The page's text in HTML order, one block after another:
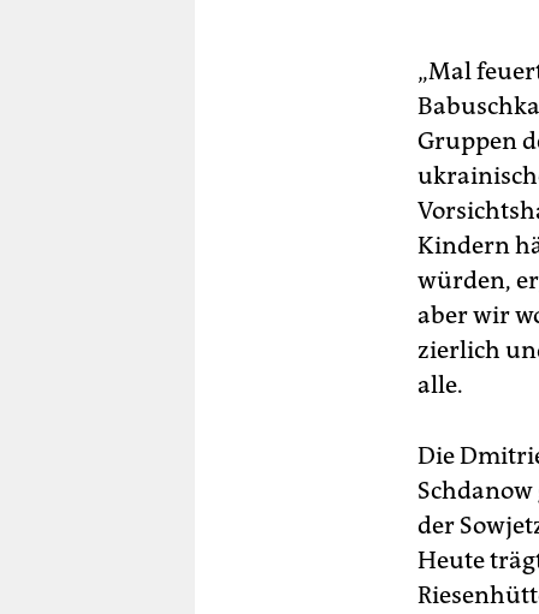
„Mal
Gruppen
Kindern
würden,
aber wir
zierlich
alle.
Die
der
Heute